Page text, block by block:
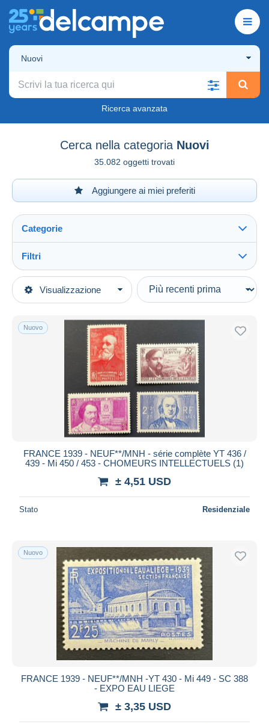
Nuovi
Ricerca avanzata
Cerca nella categoria Nuovi
35.082 oggetti trovati
Aggiungere ai miei preferiti
Visualizzazione
Categorie
Categorie principali
Europa
Filtri
Tipo di vendita
In corso
Prezzo fisso
Asta con offerte
Aste senza offerte
Casa d'aste
Tutte le durate
Chiude fra
Prezzo
Spedizione gratuita
Metodi di pagamento
PayPal
Bonifico bancario
Visa
Mastercard
Maestro
Nuovo
FRANCE 1939 - NEUF**/MNH - série complète YT 436 /
439 - Mi 450 / 453 - CHOMEURS INTELLECTUELS (1)
± 4,51 USD
Stato Residenziale
Nuovo
FRANCE 1939 - NEUF**/MNH -YT 430 - Mi 449 - SC 388
- EXPO EAU LIEGE
± 3,35 USD